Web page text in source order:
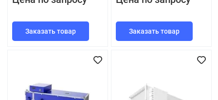
Заказать товар Заказать товар